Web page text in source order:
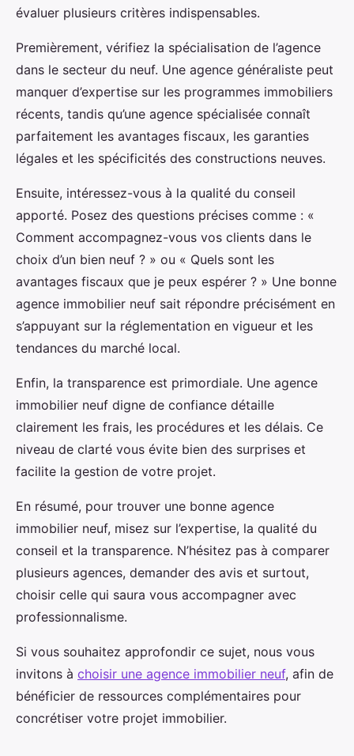
évaluer plusieurs critères indispensables.
Premièrement, vérifiez la spécialisation de l’agence
dans le secteur du neuf. Une agence généraliste peut
manquer d’expertise sur les programmes immobiliers
récents, tandis qu’une agence spécialisée connaît
parfaitement les avantages fiscaux, les garanties
légales et les spécificités des constructions neuves.
Ensuite, intéressez-vous à la qualité du conseil
apporté. Posez des questions précises comme : «
Comment accompagnez-vous vos clients dans le
choix d’un bien neuf ? » ou « Quels sont les
avantages fiscaux que je peux espérer ? » Une bonne
agence immobilier neuf sait répondre précisément en
s’appuyant sur la réglementation en vigueur et les
tendances du marché local.
Enfin, la transparence est primordiale. Une agence
immobilier neuf digne de confiance détaille
clairement les frais, les procédures et les délais. Ce
niveau de clarté vous évite bien des surprises et
facilite la gestion de votre projet.
En résumé, pour trouver une bonne agence
immobilier neuf, misez sur l’expertise, la qualité du
conseil et la transparence. N’hésitez pas à comparer
plusieurs agences, demander des avis et surtout,
choisir celle qui saura vous accompagner avec
professionnalisme.
Si vous souhaitez approfondir ce sujet, nous vous
invitons à choisir une agence immobilier neuf, afin de
bénéficier de ressources complémentaires pour
concrétiser votre projet immobilier.